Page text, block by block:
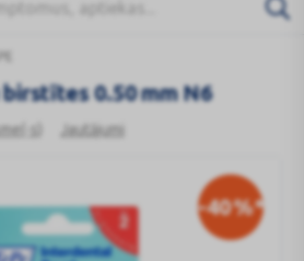
s) Jautājumi
0.50 mm N6
-40%*